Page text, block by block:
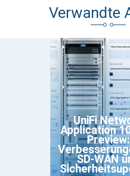
Verwandte
UniFi
Application
Preview:
SD-WAN